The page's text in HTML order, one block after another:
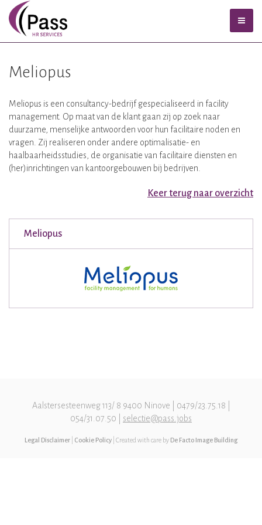
Meliopus
Meliopus is een consultancy-bedrijf gespecialiseerd in facility
management. Op maat van de klant gaan zij op zoek naar
duurzame, menselijke antwoorden voor hun facilitaire noden en
vragen. Zij realiseren onder andere optimalisatie- en
haalbaarheidsstudies, de organisatie van facilitaire diensten en
(her)inrichtingen van kantoorgebouwen bij bedrijven.
Keer terug naar overzicht
Meliopus
Aalstersesteenweg 113/ 8 9400 Ninove | 0479/23.75.18 |
054/31.07.50 | selectie@pass.jobs
Legal Disclaimer Cookie Policy | Created with care by De Facto Image Building